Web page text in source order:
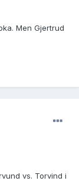
Men Gjertrud
vs. Torvind i